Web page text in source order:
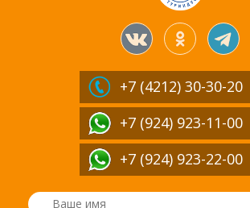
+7 (4212) 30-30-20
+7 (924) 923-11-00
+7 (924) 923-22-00